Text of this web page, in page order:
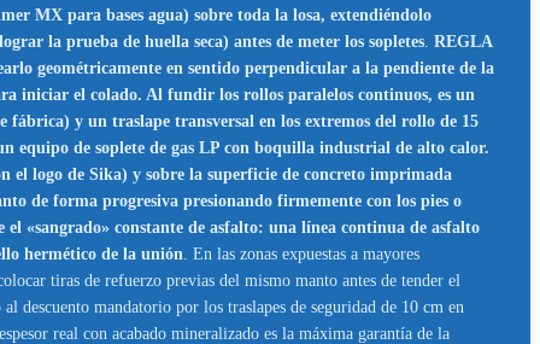
MX para bases agua) sobre toda la losa, extendiéndolo
la prueba de huella seca) antes de meter los sopletes REGLA
geométricamente en sentido perpendicular a la pendiente de la
iniciar el colado. Al fundir los rollos paralelos continuos, es un
y un traslape transversal en los extremos del rollo de 15
de soplete de gas LP con boquilla industrial de alto calor.
logo de Sika) y sobre la superficie de concreto imprimada
de forma progresiva presionando firmemente con los pies o
«sangrado» constante de asfalto: una línea continua de asfalto
hermético de la unión . En las zonas expuestas a mayores
tiras de refuerzo previas del mismo manto antes de tender el
descuento mandatorio por los traslapes de seguridad de 10 cm en
real con acabado mineralizado es la máxima garantía de la